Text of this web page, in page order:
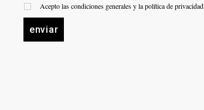
Acepto las condiciones generales y la política de privacidad
enviar